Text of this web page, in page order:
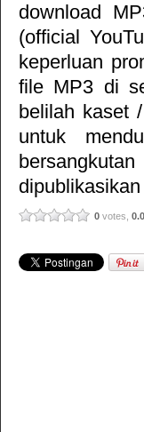
download
(official
keperluan
file MP3 di
belilah kaset
untuk
0 votes,